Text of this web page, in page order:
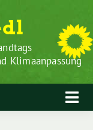
Klimaanpassung